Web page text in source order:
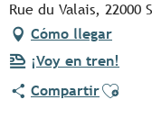
Rue du Valais, 22000
Cómo llegar
¡Voy en tren!
CompartirAjouter